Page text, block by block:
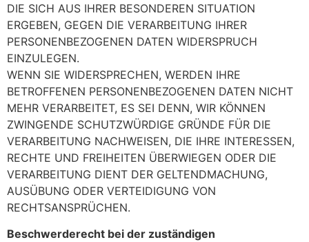
DIE SICH AUS IHRER BESONDEREN SITUATION
ERGEBEN, GEGEN DIE VERARBEITUNG IHRER
PERSONENBEZOGENEN DATEN WIDERSPRUCH
EINZULEGEN.
WENN SIE WIDERSPRECHEN, WERDEN IHRE
BETROFFENEN PERSONENBEZOGENEN DATEN NICHT
MEHR VERARBEITET, ES SEI DENN, WIR KÖNNEN
ZWINGENDE SCHUTZWÜRDIGE GRÜNDE FÜR DIE
VERARBEITUNG NACHWEISEN, DIE IHRE INTERESSEN,
RECHTE UND FREIHEITEN ÜBERWIEGEN ODER DIE
VERARBEITUNG DIENT DER GELTENDMACHUNG,
AUSÜBUNG ODER VERTEIDIGUNG VON
RECHTSANSPRÜCHEN.
Beschwerderecht bei der zuständigen